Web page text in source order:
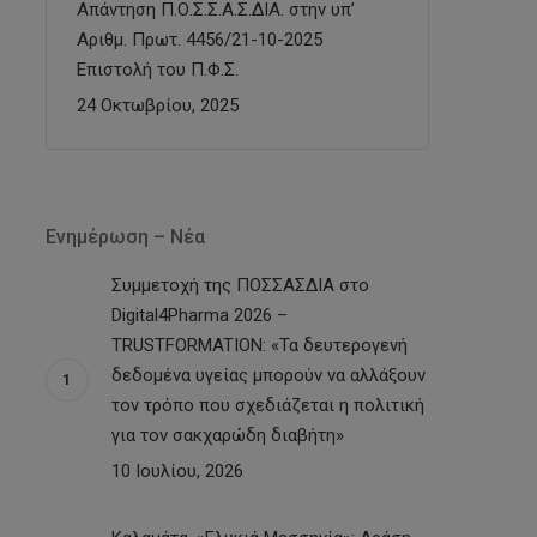
Απάντηση Π.Ο.Σ.Σ.Α.Σ.ΔΙΑ. στην υπ’
Αριθμ. Πρωτ. 4456/21-10-2025
Επιστολή του Π.Φ.Σ.
24 Οκτωβρίου, 2025
Ενημέρωση – Νέα
Συμμετοχή της ΠΟΣΣΑΣΔΙΑ στο
Digital4Pharma 2026 –
TRUSTFORMATION: «Τα δευτερογενή
δεδομένα υγείας μπορούν να αλλάξουν
τον τρόπο που σχεδιάζεται η πολιτική
για τον σακχαρώδη διαβήτη»
10 Ιουλίου, 2026